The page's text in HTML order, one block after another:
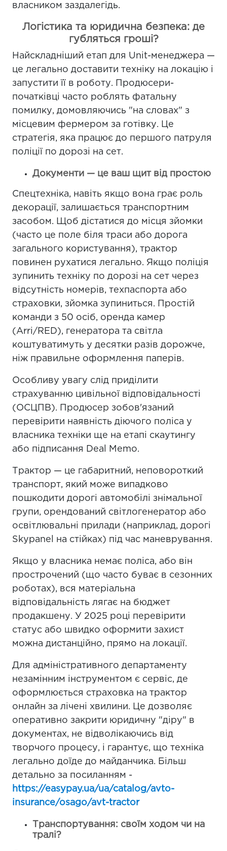
власником заздалегідь.
Логістика та юридична безпека: де
губляться гроші?
Найскладніший етап для Unit-менеджера —
це легально доставити техніку на локацію і
запустити її в роботу. Продюсери-
початківці часто роблять фатальну
помилку, домовляючись "на словах" з
місцевим фермером за готівку. Це
стратегія, яка працює до першого патруля
поліції по дорозі на сет.
Документи — це ваш щит від простою
Спецтехніка, навіть якщо вона грає роль
декорації, залишається транспортним
засобом. Щоб дістатися до місця зйомки
(часто це поле біля траси або дорога
загального користування), трактор
повинен рухатися легально. Якщо поліція
зупинить техніку по дорозі на сет через
відсутність номерів, техпаспорта або
страховки, зйомка зупиниться. Простій
команди з 50 осіб, оренда камер
(Arri/RED), генератора та світла
коштуватимуть у десятки разів дорожче,
ніж правильне оформлення паперів.
Особливу увагу слід приділити
страхуванню цивільної відповідальності
(ОСЦПВ). Продюсер зобов'язаний
перевірити наявність діючого поліса у
власника техніки ще на етапі скаутингу
або підписання Deal Memo.
Трактор — це габаритний, неповороткий
транспорт, який може випадково
пошкодити дорогі автомобілі знімальної
групи, орендований світлогенератор або
освітлювальні прилади (наприклад, дорогі
Skypanel на стійках) під час маневрування.
Якщо у власника немає поліса, або він
прострочений (що часто буває в сезонних
роботах), вся матеріальна
відповідальність лягає на бюджет
продакшену. У 2025 році перевірити
статус або швидко оформити захист
можна дистанційно, прямо на локації.
Для адміністративного департаменту
незамінним інструментом є сервіс, де
оформлюється страховка на трактор
онлайн за лічені хвилини. Це дозволяє
оперативно закрити юридичну "діру" в
документах, не відволікаючись від
творчого процесу, і гарантує, що техніка
легально доїде до майданчика. Більш
детально за посиланням -
https://easypay.ua/ua/catalog/avto-
insurance/osago/avt-tractor
Транспортування: своїм ходом чи на
тралі?